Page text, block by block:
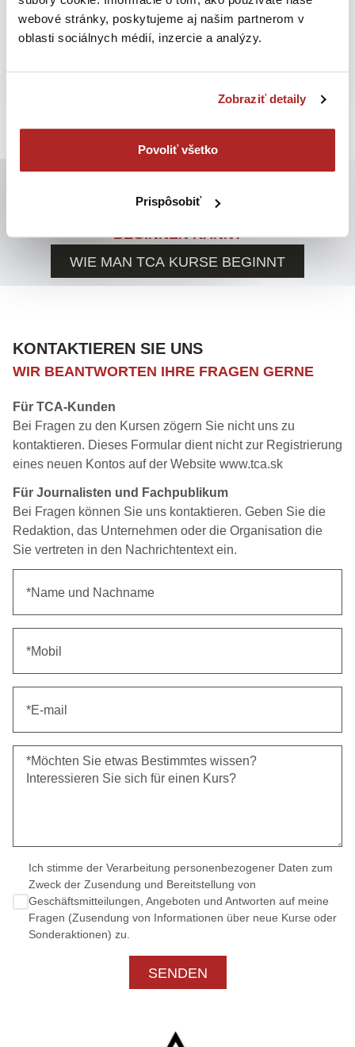
webové stránky, poskytujeme aj našim partnerom v
oblasti sociálnych médií, inzercie a analýzy.
Zobraziť detaily
Povoliť všetko
Prispôsobiť
MÖCHTEN SIE WISSEN, WIE MAN BEI TCA
BEGINNEN KANN?
WIE MAN TCA KURSE BEGINNT
KONTAKTIEREN SIE UNS
WIR BEANTWORTEN IHRE FRAGEN GERNE
Für TCA-Kunden
Bei Fragen zu den Kursen zögern Sie nicht uns zu
kontaktieren. Dieses Formular dient nicht zur Registrierung
eines neuen Kontos auf der Website www.tca.sk
Für Journalisten und Fachpublikum
Bei Fragen können Sie uns kontaktieren. Geben Sie die
Redaktion, das Unternehmen oder die Organisation die
Sie vertreten in den Nachrichtentext ein.
Ich stimme der Verarbeitung personenbezogener Daten zum
Zweck der Zusendung und Bereitstellung von
Geschäftsmitteilungen, Angeboten und Antworten auf meine
Fragen (Zusendung von Informationen über neue Kurse oder
Sonderaktionen) zu.
SENDEN